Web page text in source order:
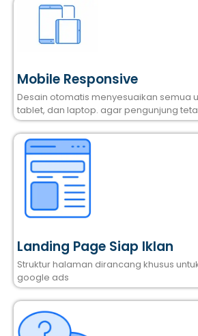
Mobile Responsive
Desain otomatis menyesuaikan semua
tablet, dan laptop. agar pengunjung
Landing Page Siap Iklan
Struktur halaman dirancang khusus
google ads